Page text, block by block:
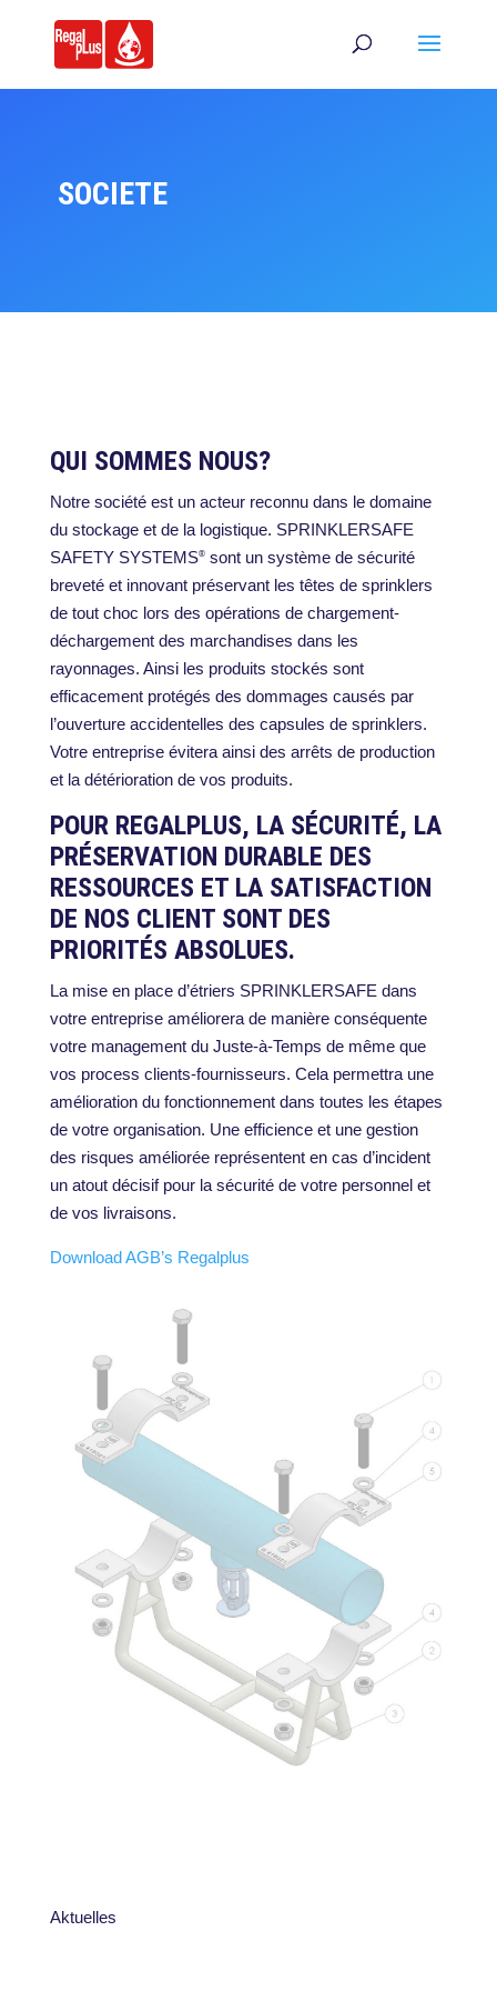
SOCIETE
QUI SOMMES NOUS?
Notre société est un acteur reconnu dans le domaine
du stockage et de la logistique. SPRINKLERSAFE
SAFETY SYSTEMS®sont un système de sécurité
breveté et innovant préservant les têtes de sprinklers
de tout choc lors des opérations de chargement-
déchargement des marchandises dans les
rayonnages. Ainsi les produits stockés sont
efficacement protégés des dommages causés par
l’ouverture accidentelles des capsules de sprinklers.
Votre entreprise évitera ainsi des arrêts de production
et la détérioration de vos produits.
POUR REGALPLUS, LA SÉCURITÉ, LA
PRÉSERVATION DURABLE DES
RESSOURCES ET LA SATISFACTION
DE NOS CLIENT SONT DES
PRIORITÉS ABSOLUES.
La mise en place d’étriers SPRINKLERSAFE dans
votre entreprise améliorera de manière conséquente
votre management du Juste-à-Temps de même que
vos process clients-fournisseurs. Cela permettra une
amélioration du fonctionnement dans toutes les étapes
de votre organisation. Une efficience et une gestion
des risques améliorée représentent en cas d’incident
un atout décisif pour la sécurité de votre personnel et
de vos livraisons.
Download AGB’s Regalplus
Aktuelles